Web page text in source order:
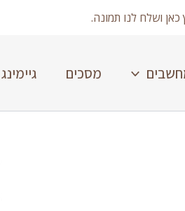
ושלח לנו תמונה.
מסכים גיימינג